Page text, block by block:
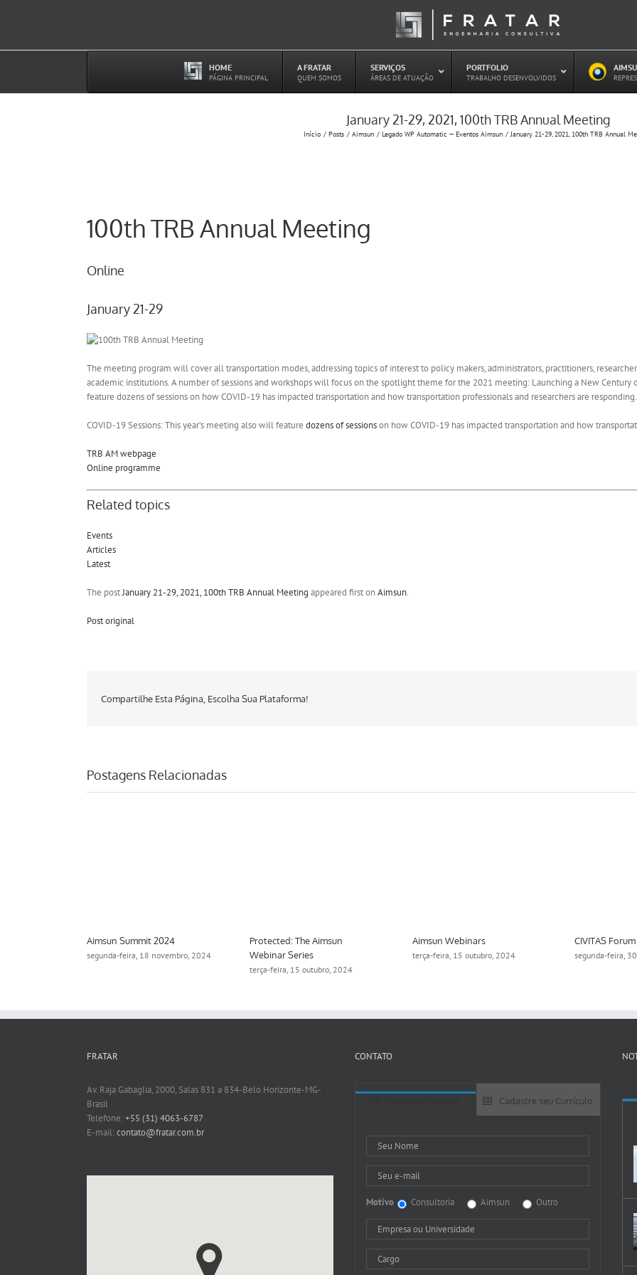
conteúdo
HOME
PÁGINA PRINCIPAL
A FRATAR
QUEM SOMOS
SERVIÇOS
ÁREAS DE ATUAÇÃO
Estudo de Concessões Rodoviárias
Estudo de Capacidade (HCM)
PORTFOLIO
TRABALHO DESENVOLVIDOS
January 21-29, 2021, 100th TRB Annual Meeting
Início Posts Aimsun Legado WP Automatic — Eventos Aimsun January 21-29, 2021, 100th TRB Annual
100th TRB Annual Meeting
Online
January 21-29
The meeting program will cover all transportation modes, addressing topics of interest to policy makers, administrators, practitioners,
academic institutions. A number of sessions and workshops will focus on the spotlight theme for the 2021 meeting: Launching a New
feature dozens of sessions on how COVID-19 has impacted transportation and how transportation professionals and researchers are responding.
COVID-19 Sessions: This year’s meeting also will feature dozens of sessionson how COVID-19 has impacted transportation and how
TRB AM webpage
Online programme
Related topics
Events
Articles
Latest
The postJanuary 21-29, 2021, 100th TRB Annual Meeting appeared first onAimsun.
Post original
Compartilhe Esta Página, Escolha Sua Plataforma!
Postagens Relacionadas
Aimsun Summit 2024
segunda-feira, 18 novembro, 2024
Protected: The Aimsun
Webinar Series
terça-feira, 15 outubro, 2024
Aimsun Webinars
terça-feira, 15 outubro, 2024
CIVITAS
segunda-feira,
FRATAR
Av. Raja Gabaglia, 2000, Salas 831 a 834-Belo Horizonte-MG-
Brasil
Telefone:+55 (31) 4063-6787
E-mail:contato@fratar.com.br
CONTATO
Cadastre seu Currículo
Motivo Consultoria Aimsun Outro